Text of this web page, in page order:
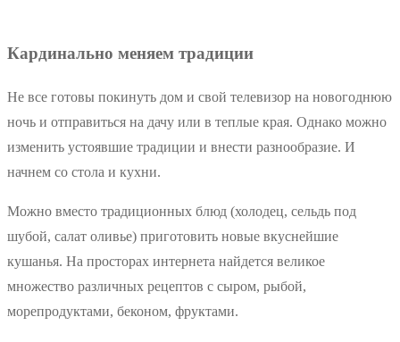
Кардинально меняем традиции
Не все готовы покинуть дом и свой телевизор на новогоднюю
ночь и отправиться на дачу или в теплые края. Однако можно
изменить устоявшие традиции и внести разнообразие. И
начнем со стола и кухни.
Можно вместо традиционных блюд (холодец, сельдь под
шубой, салат оливье) приготовить новые вкуснейшие
кушанья. На просторах интернета найдется великое
множество различных рецептов с сыром, рыбой,
морепродуктами, беконом, фруктами.